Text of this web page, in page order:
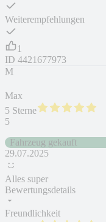
Weiterempfehlungen
1
ID 4421677973
M
Max
5 Sterne
5
Fahrzeug gekauft
29.07.2025
Alles super
Bewertungsdetails
Freundlichkeit